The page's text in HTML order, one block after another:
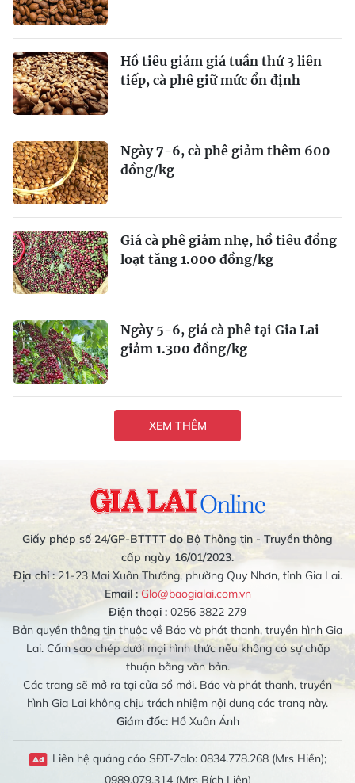
Hồ tiêu giảm giá tuần thứ 3 liên
tiếp, cà phê giữ mức ổn định
Ngày 7-6, cà phê giảm thêm 600
đồng/kg
Giá cà phê giảm nhẹ, hồ tiêu đồng
loạt tăng 1.000 đồng/kg
Ngày 5-6, giá cà phê tại Gia Lai
giảm 1.300 đồng/kg
XEM THÊM
Giấy phép số 24/GP-BTTTT do Bộ Thông tin - Truyền thông
cấp ngày 16/01/2023.
Địa chỉ :21-23 Mai Xuân Thưởng, phường Quy Nhơn, tỉnh Gia Lai.
Email : Glo@baogialai.com.vn
Điện thoại : 0256 3822 279
Bản quyền thông tin thuộc về Báo và phát thanh, truyền hình Gia
Lai. Cấm sao chép dưới mọi hình thức nếu không có sự chấp
thuận bằng văn bản.
Các trang sẽ mở ra tại cửa sổ mới. Báo và phát thanh, truyền
hình Gia Lai không chịu trách nhiệm nội dung các trang này.
Giám đốc:Hồ Xuân Ánh
Liên hệ quảng cáo SĐT-Zalo: 0834.778.268 (Mrs Hiền);
0989.079.314 (Mrs Bích Liên)